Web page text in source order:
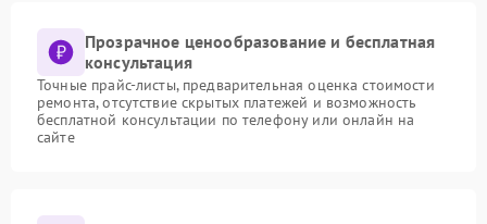
Прозрачное ценообразование и бесплатная
консультация
Точные прайс-листы, предварительная оценка стоимости
ремонта, отсутствие скрытых платежей и возможность
бесплатной консультации по телефону или онлайн на
сайте